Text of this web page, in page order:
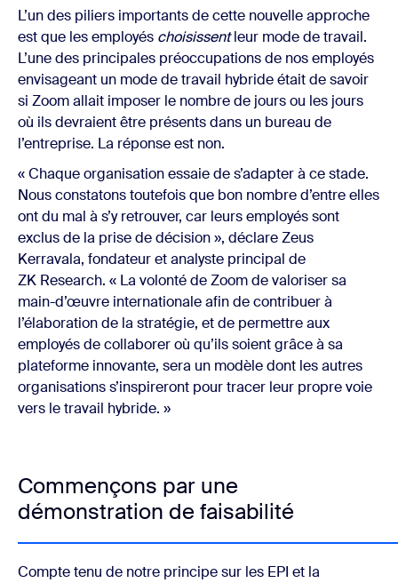
L’un des piliers importants de cette nouvelle approche
est que les employés choisissentleur mode de travail.
L’une des principales préoccupations de nos employés
envisageant un mode de travail hybride était de savoir
si Zoom allait imposer le nombre de jours ou les jours
où ils devraient être présents dans un bureau de
l’entreprise. La réponse est non.
« Chaque organisation essaie de s’adapter à ce stade.
Nous constatons toutefois que bon nombre d’entre elles
ont du mal à s’y retrouver, car leurs employés sont
exclus de la prise de décision », déclare Zeus
Kerravala, fondateur et analyste principal de
ZK Research. « La volonté de Zoom de valoriser sa
main-d’œuvre internationale afin de contribuer à
l’élaboration de la stratégie, et de permettre aux
employés de collaborer où qu’ils soient grâce à sa
plateforme innovante, sera un modèle dont les autres
organisations s’inspireront pour tracer leur propre voie
vers le travail hybride. »
Commençons par une
démonstration de faisabilité
Compte tenu de notre principe sur les EPI et la